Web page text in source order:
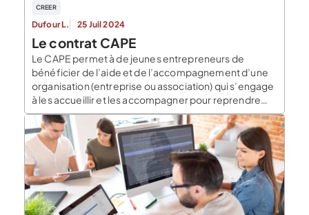
CREER
Dufour L. 25 Juil 2024
Le contrat CAPE
Le CAPE permet à de jeunes entrepreneurs de
bénéficier de l’aide et de l’accompagnement d’une
organisation (entreprise ou association) qui s’engage
à les accueillir et les accompagner pour reprendre
une entreprise ou préparer, tester et démarrer une
nouvelle activité. Le contrat d’appui au projet
d’entreprise : définition, caractéristiques et
bénéficiaires Le Contrat d’Appui au Projet
d’Entreprise […]